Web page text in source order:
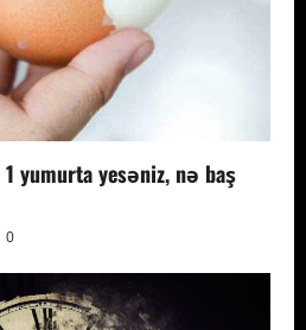
yumurta yesəniz, nə baş
0